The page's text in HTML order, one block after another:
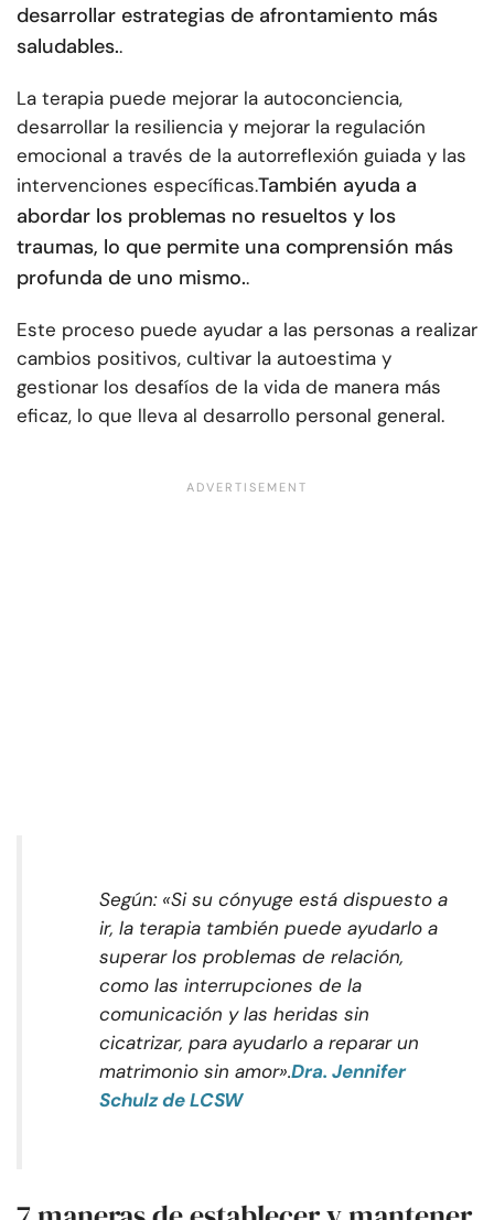
desarrollar estrategias de afrontamiento más
saludables..
La terapia puede mejorar la autoconciencia,
desarrollar la resiliencia y mejorar la regulación
emocional a través de la autorreflexión guiada y las
intervenciones específicas.También ayuda a
abordar los problemas no resueltos y los
traumas, lo que permite una comprensión más
profunda de uno mismo..
Este proceso puede ayudar a las personas a realizar
cambios positivos, cultivar la autoestima y
gestionar los desafíos de la vida de manera más
eficaz, lo que lleva al desarrollo personal general.
Según: «Si su cónyuge está dispuesto a
ir, la terapia también puede ayudarlo a
superar los problemas de relación,
como las interrupciones de la
comunicación y las heridas sin
cicatrizar, para ayudarlo a reparar un
matrimonio sin amor».Dra. Jennifer
Schulz de LCSW